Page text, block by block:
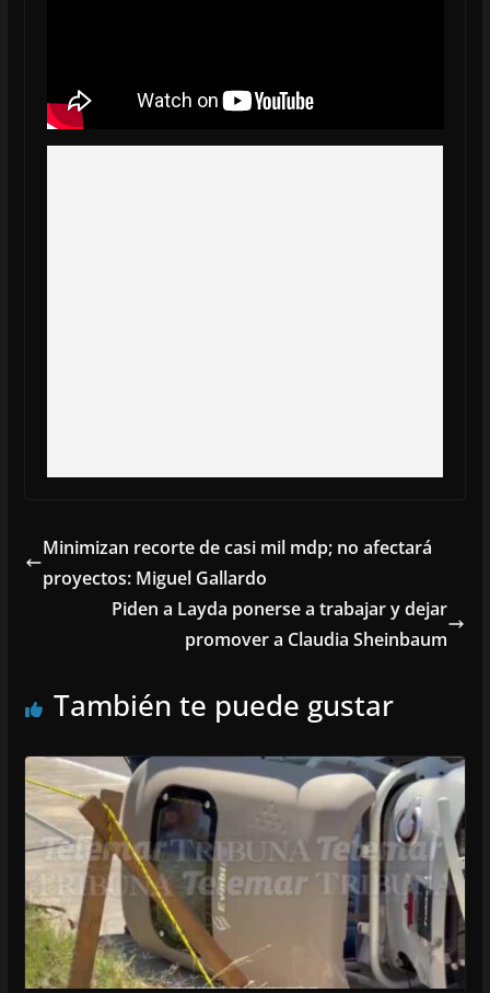
Minimizan recorte de casi mil mdp; no afectará
proyectos: Miguel Gallardo
Piden a Layda ponerse a trabajar y dejar
promover a Claudia Sheinbaum
También te puede gustar